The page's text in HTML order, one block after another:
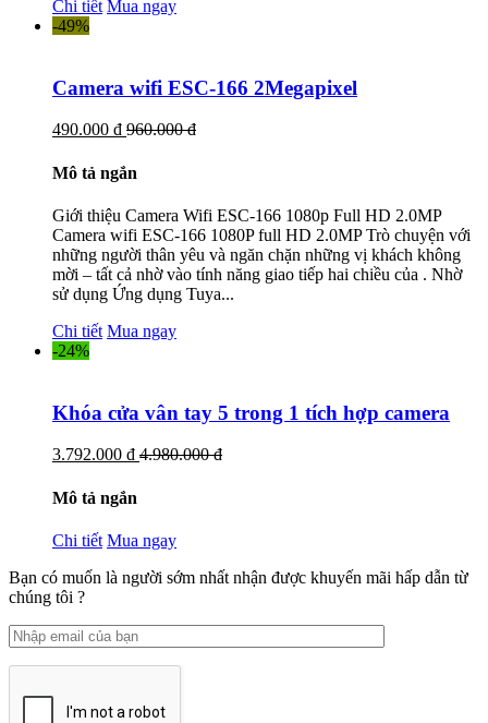
Chi tiết Mua ngay
-49%
Camera wifi ESC-166 2Megapixel
490.000 đ 960.000 đ
Mô tả ngắn
Giới thiệu Camera Wifi ESC-166 1080p Full HD 2.0MP
Camera wifi ESC-166 1080P full HD 2.0MP Trò chuyện với
những người thân yêu và ngăn chặn những vị khách không
mời – tất cả nhờ vào tính năng giao tiếp hai chiều của . Nhờ
sử dụng Ứng dụng Tuya...
Chi tiết Mua ngay
-24%
Khóa cửa vân tay 5 trong 1 tích hợp camera
3.792.000 đ 4.980.000 đ
Mô tả ngắn
Chi tiết Mua ngay
Bạn có muốn là người sớm nhất nhận được khuyến mãi hấp dẫn từ
chúng tôi ?